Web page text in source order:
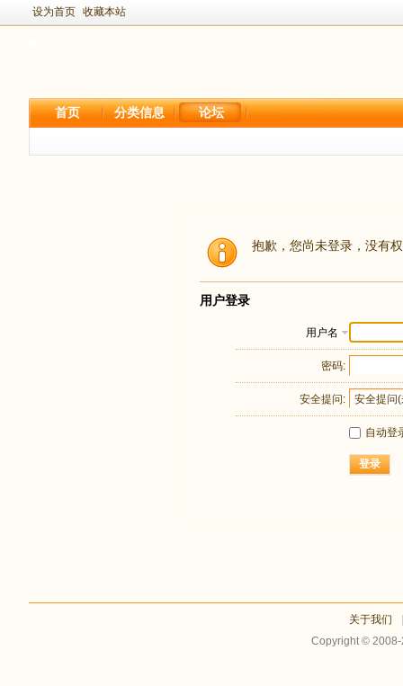
设为首页 收藏本站
首页 分类信息 论坛
抱歉，您尚未登录，没有
用户登录
用户名
密码:
安全提问:
自动登
登录
关于我们
Copyright ©